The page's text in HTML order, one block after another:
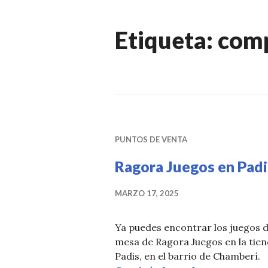
Etiqueta:
PUNTOS DE VENTA
Ragora Juegos en
MARZO 17, 2025
Ya puedes encontrar los juegos
mesa de Ragora Juegos en la
Padis, en el barrio de Chamberí.